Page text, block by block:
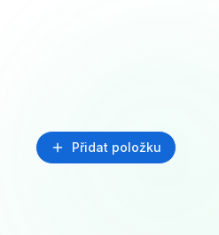
Přidat položku